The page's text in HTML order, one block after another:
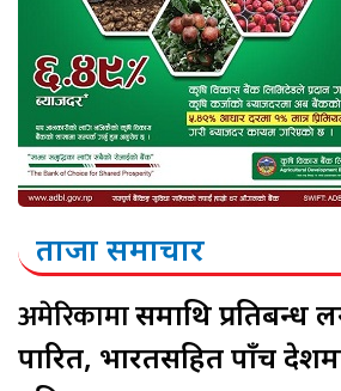
ताजा समाचार
अमेरिकामारूसमाथि
पारित, भारतसहित पाँच